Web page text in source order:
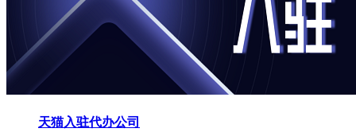
天猫入驻代办公司